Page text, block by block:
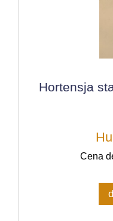
Hortensja
Cena